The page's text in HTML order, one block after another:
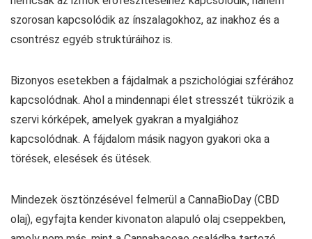
szorosan kapcsolódik az ínszalagokhoz, az inakhoz és a
csontrész egyéb struktúráihoz is.
Bizonyos esetekben a fájdalmak a pszichológiai szférához
kapcsolódnak. Ahol a mindennapi élet stresszét tükrözik a
szervi kórképek, amelyek gyakran a myalgiához
kapcsolódnak. A fájdalom másik nagyon gyakori oka a
törések, elesések és ütések.
Mindezek ösztönzésével felmerül a CannaBioDay (CBD
olaj), egyfajta kender kivonaton alapuló olaj cseppekben,